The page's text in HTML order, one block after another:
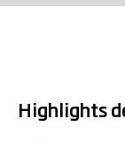
Highlights